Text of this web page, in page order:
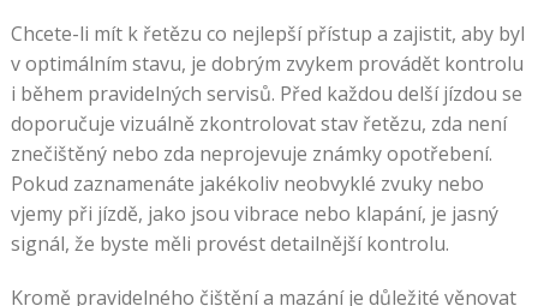
Chcete-li mít k řetězu co nejlepší přístup a zajistit, aby byl
v optimálním stavu, je dobrým zvykem provádět kontrolu
i během pravidelných servisů. Před každou delší jízdou se
doporučuje vizuálně zkontrolovat stav řetězu, zda není
znečištěný nebo zda neprojevuje známky opotřebení.
Pokud zaznamenáte jakékoliv neobvyklé zvuky nebo
vjemy při jízdě, jako jsou vibrace nebo klapání, je jasný
signál, že byste měli provést detailnější kontrolu.
Kromě pravidelného čištění a mazání je důležité věnovat